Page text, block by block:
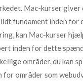
Mac-kurser
fundament inden for
kan Mac-kurser
inden for dette
områder, du kan
områder som